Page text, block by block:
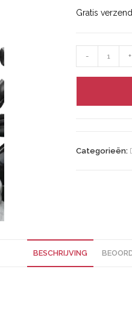
Gratis
- +
Categorieën:
BESCHRIJVING